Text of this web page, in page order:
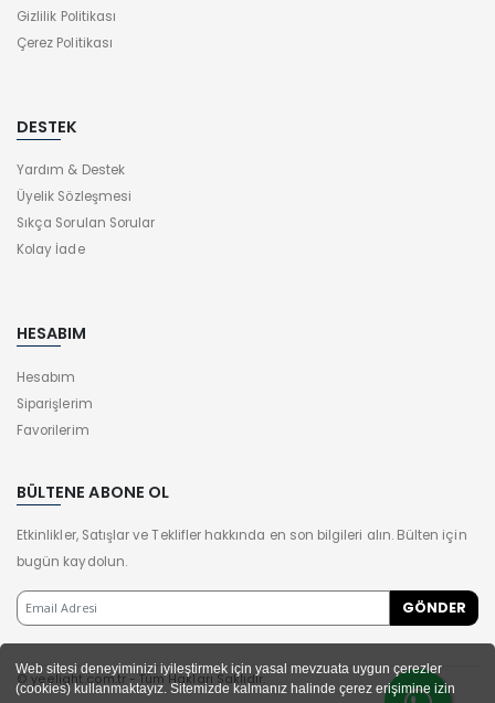
Web sitesi deneyiminizi iyileştirmek için yasal mevzuata uygun çerezler
(cookies) kullanmaktayız. Sitemizde kalmanız halinde çerez erişimine izin
Gizlilik Politikası
Çerez Politikası
DESTEK
Yardım & Destek
Üyelik Sözleşmesi
Sıkça Sorulan Sorular
Kolay İade
HESABIM
Hesabım
Siparişlerim
Favorilerim
BÜLTENE ABONE OL
Etkinlikler, Satışlar ve Teklifler hakkında en son bilgileri alın. Bülten için
bugün kaydolun.
© yeelight.com.tr - Tüm Hakları Saklıdır.